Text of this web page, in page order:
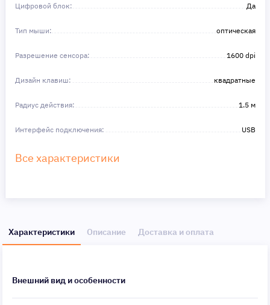
Цифровой блок: Да
Тип мыши: оптическая
Разрешение сенсора: 1600 dpi
Дизайн клавиш: квадратные
Радиус действия: 1.5 м
Интерфейс подключения: USB
Все характеристики
Характеристики Описание Доставка и оплата
Внешний вид и особенности